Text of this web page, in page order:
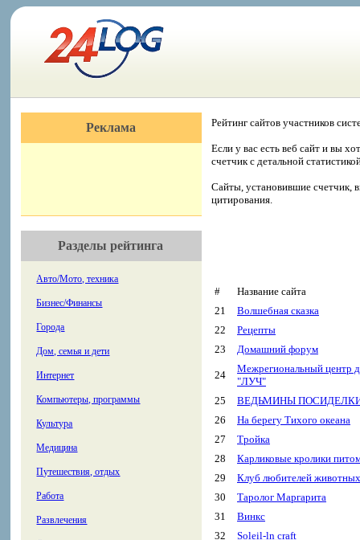
Реклама
Разделы рейтинга
Авто/Мото, техника
Бизнес/Финансы
Города
Дом, семья и дети
Интернет
Компьютеры, программы
Культура
Медицина
Путешествия, отдых
Работа
Развлечения
Рейтинг сайтов участников
Если у вас есть веб сайт и вы
счетчик с детальной
Сайты, установившие счетчик,
цитирования.
#
Название сайта
21
Волшебная сказка
22
Рецепты
23
Домашний форум
24
Межрегиональный центр
"ЛУЧ"
25
ВЕДЬМИНЫ
26
На берегу Тихого океана
27
Тройка
28
Карликовые кролики
29
Клуб любителей
30
Таролог Маргарита
31
Винкс
32
Soleil-ln craft